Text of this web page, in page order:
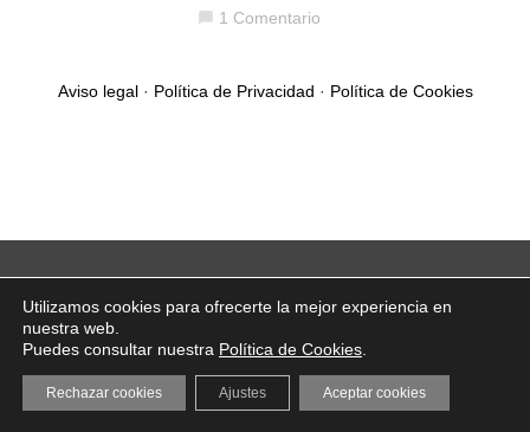
chat_bubble 1 Comentario
Aviso legal· Política de Privacidad · Política de Cookies
Utilizamos cookies para ofrecerte la mejor experiencia en
nuestra web.
Puedes consultar nuestra Política de Cookies
Aceptar cookies
Rechazar cookies Ajustes